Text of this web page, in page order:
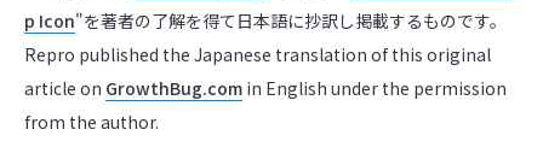
p Icon"を著者の了解を得て日本語に抄訳し掲載するものです。
Repro published the Japanese translation of this original
article on GrowthBug.com in English under the permission
from the author.